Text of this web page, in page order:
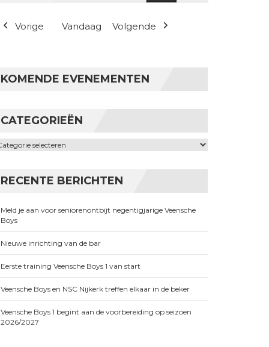
Vorige Vandaag Volgende
KOMENDE EVENEMENTEN
CATEGORIEËN
RECENTE BERICHTEN
Meld je aan voor seniorenontbijt negentigjarige Veensche
Boys
Nieuwe inrichting van de bar
Eerste training Veensche Boys 1 van start
Veensche Boys en NSC Nijkerk treffen elkaar in de beker
Veensche Boys 1 begint aan de voorbereiding op seizoen
2026/2027